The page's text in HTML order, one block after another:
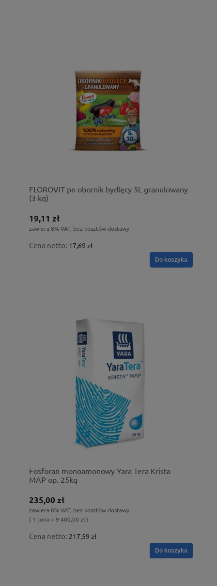
FLOROVIT pn obornik bydlęcy 5L granulowany
(3 kg)
19,11 zł
zawiera 8% VAT, bez kosztów dostawy
Cena netto: 17,69 zł
Do koszyka
Fosforan monoamonowy Yara Tera Krista
MAP op. 25kg
235,00 zł
zawiera 8% VAT, bez kosztów dostawy
( 1 tona = 9 400,00 zł )
Cena netto: 217,59 zł
Do koszyka